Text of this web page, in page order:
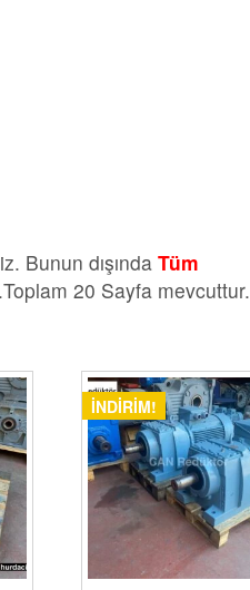
Bunun dışında Tüm
20 Sayfa mevcuttur.
İNDIRIM!